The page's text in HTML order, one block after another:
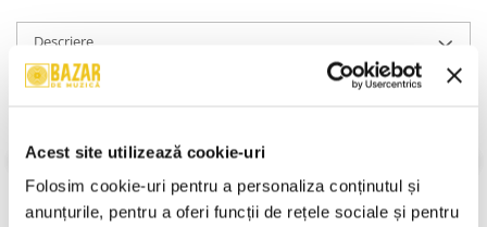
Acest site utilizează cookie-uri
Folosim cookie-uri pentru a personaliza conținutul și
anunțurile, pentru a oferi funcții de rețele sociale și pentru
Descriere
Format:Caseta
Stare Caseta:Near Mint (NM or M-)
Informatii conformitate produs